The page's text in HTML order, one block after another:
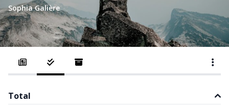
Sophia Galière
Total